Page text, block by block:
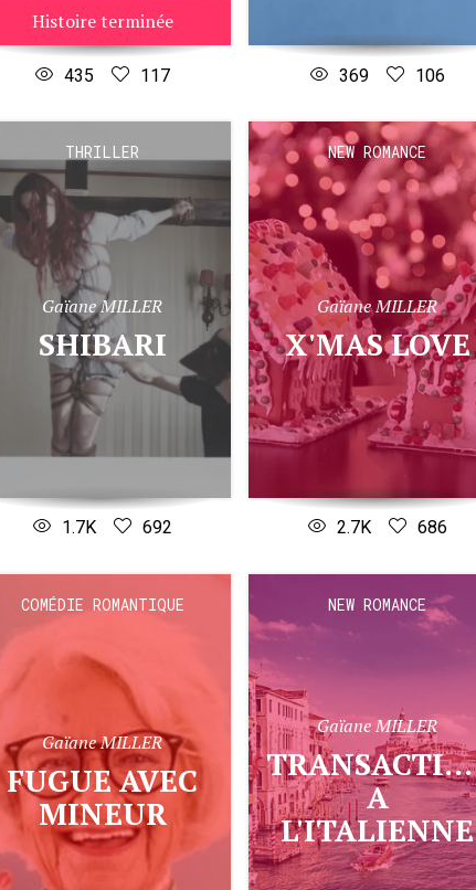
Histoire terminée
435 117 369 106
THRILLER
Gaïane MILLER
SHIBARI
1.7K 692
NEW ROMANCE
Gaïane MILLER
X'MAS LOVE
2.7K 686
COMÉDIE ROMANTIQUE
Gaïane MILLER
FUGUE AVEC
MINEUR
NEW ROMANCE
Gaïane MILLER
TRANSACTION
A
L'ITALIENNE